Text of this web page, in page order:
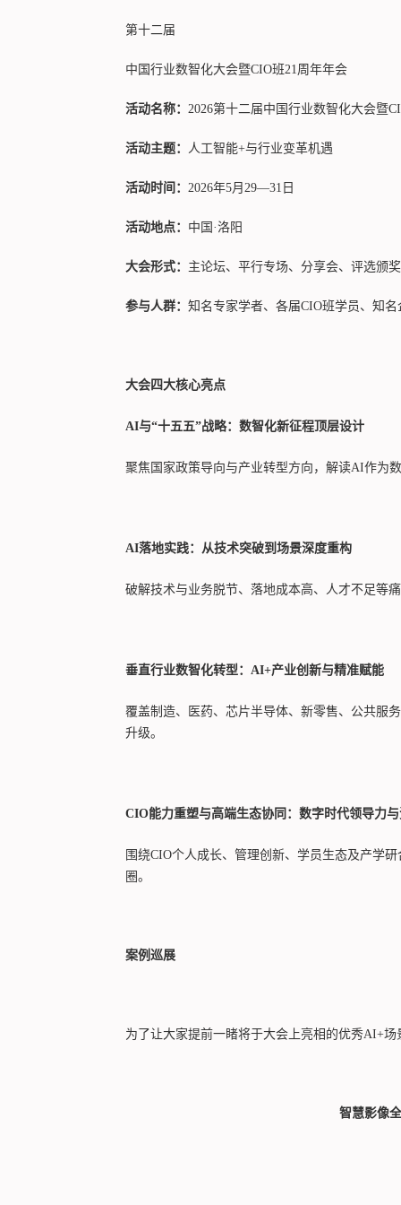
第十二届
中国行业数智化大会暨CIO班21周年年会
活动名称： 2026第十二届中国行业数智化大会暨
活动主题： 人工智能+与行业变革机遇
活动时间： 2026年5月29—31日
活动地点： 中国·洛阳
大会形式： 主论坛、平行专场、分享会、评选颁
参与人群： 知名专家学者、各届CIO班学员、知名
大会四大核心亮点
AI与“十五五”战略：数智化新征程顶层设计
聚焦国家政策导向与产业转型方向，解读AI作为
AI落地实践：从技术突破到场景深度重构
破解技术与业务脱节、落地成本高、人才不足等
垂直行业数智化转型：AI+产业创新与精准赋能
覆盖制造、医药、芯片半导体、新零售、公共服
升级。
CIO能力重塑与高端生态协同：数字时代领导力
围绕CIO个人成长、管理创新、学员生态及产学
圈。
案例巡展
为了让大家提前一睹将于大会上亮相的优秀AI+
智慧影像